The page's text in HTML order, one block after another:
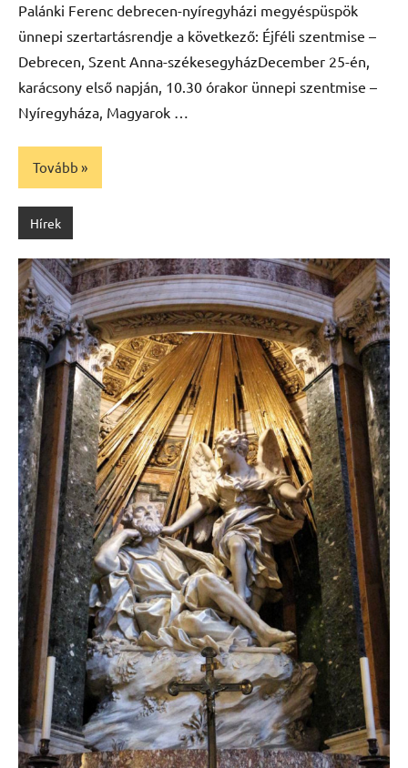
Palánki Ferenc debrecen-nyíregyházi megyéspüspök
ünnepi szertartásrendje a következő: Éjféli szentmise –
Debrecen, Szent Anna-székesegyházDecember 25-én,
karácsony első napján, 10.30 órakor ünnepi szentmise –
Nyíregyháza, Magyarok …
Tovább
Hírek